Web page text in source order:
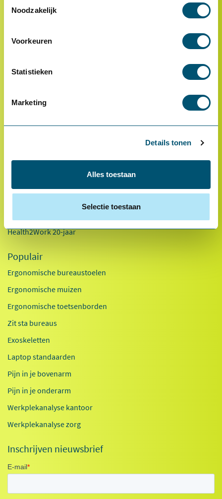
Noodzakelijk
Voorkeuren
Statistieken
Marketing
Details tonen
Alles toestaan
Selectie toestaan
Referenties
Ons team
Innovaties
Health2Work 20-jaar
Populair
Ergonomische bureaustoelen
Ergonomische muizen
Ergonomische toetsenborden
Zit sta bureaus
Exoskeletten
Laptop standaarden
Pijn in je bovenarm
Pijn in je onderarm
Werkplekanalyse kantoor
Werkplekanalyse zorg
Inschrijven nieuwsbrief